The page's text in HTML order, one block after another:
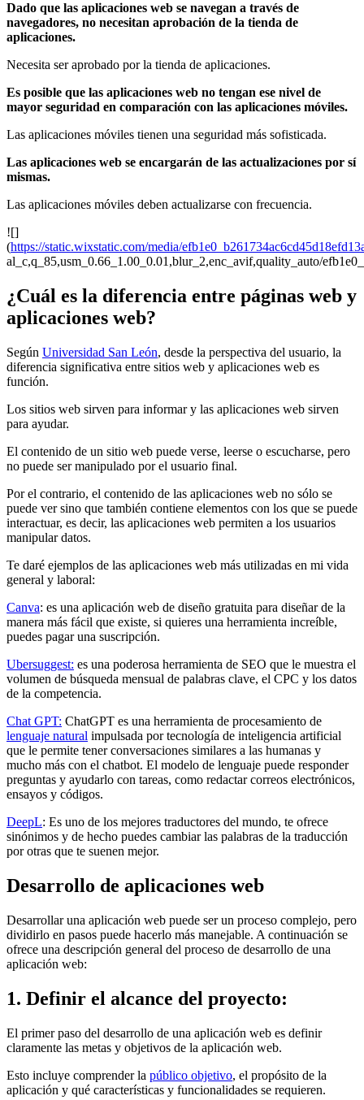
Dado que las aplicaciones web se navegan a través de
navegadores, no necesitan aprobación de la tienda de
aplicaciones.
Necesita ser aprobado por la tienda de aplicaciones.
Es posible que las aplicaciones web no tengan ese nivel de
mayor seguridad en comparación con las aplicaciones móviles.
Las aplicaciones móviles tienen una seguridad más sofisticada.
Las aplicaciones web se encargarán de las actualizaciones por sí
mismas.
Las aplicaciones móviles deben actualizarse con frecuencia.
![]
(https://static.wixstatic.com/media/
al_c,q_85,usm_0.66_1.00_0.01,blur_2,enc_avif,quality_auto/
¿Cuál es la diferencia entre páginas web y
aplicaciones web?
Según Universidad San León, desde la perspectiva del usuario, la
diferencia significativa entre sitios web y aplicaciones web es
función.
Los sitios web sirven para informar y las aplicaciones web sirven
para ayudar.
El contenido de un sitio web puede verse, leerse o escucharse, pero
no puede ser manipulado por el usuario final.
Por el contrario, el contenido de las aplicaciones web no sólo se
puede ver sino que también contiene elementos con los que se puede
interactuar, es decir, las aplicaciones web permiten a los usuarios
manipular datos.
Te daré ejemplos de las aplicaciones web más utilizadas en mi vida
general y laboral:
Canva: es una aplicación web de diseño gratuita para diseñar de la
manera más fácil que existe, si quieres una herramienta increíble,
puedes pagar una suscripción.
Ubersuggest: es una poderosa herramienta de SEO que le muestra el
volumen de búsqueda mensual de palabras clave, el CPC y los datos
de la competencia.
Chat GPT: ChatGPT es una herramienta de procesamiento de
lenguaje natural impulsada por tecnología de inteligencia artificial
que le permite tener conversaciones similares a las humanas y
mucho más con el chatbot. El modelo de lenguaje puede responder
preguntas y ayudarlo con tareas, como redactar correos electrónicos,
ensayos y códigos.
DeepL: Es uno de los mejores traductores del mundo, te ofrece
sinónimos y de hecho puedes cambiar las palabras de la traducción
por otras que te suenen mejor.
Desarrollo de aplicaciones web
Desarrollar una aplicación web puede ser un proceso complejo, pero
dividirlo en pasos puede hacerlo más manejable. A continuación se
ofrece una descripción general del proceso de desarrollo de una
aplicación web:
1. Definir el alcance del proyecto:
El primer paso del desarrollo de una aplicación web es definir
claramente las metas y objetivos de la aplicación web.
Esto incluye comprender la público objetivo, el propósito de la
aplicación y qué características y funcionalidades se requieren.